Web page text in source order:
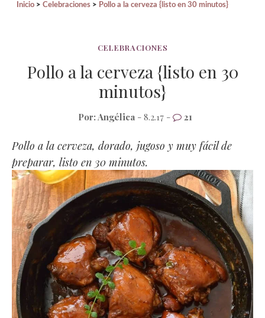
Inicio Celebraciones Pollo a la cerveza {listo en 30 minutos}
CELEBRACIONES
Pollo a la cerveza {listo en 30
minutos}
Por:Angélica - 8.2.17 - 21
Pollo a la cerveza, dorado, jugoso y muy fácil de
preparar, listo en 30 minutos.